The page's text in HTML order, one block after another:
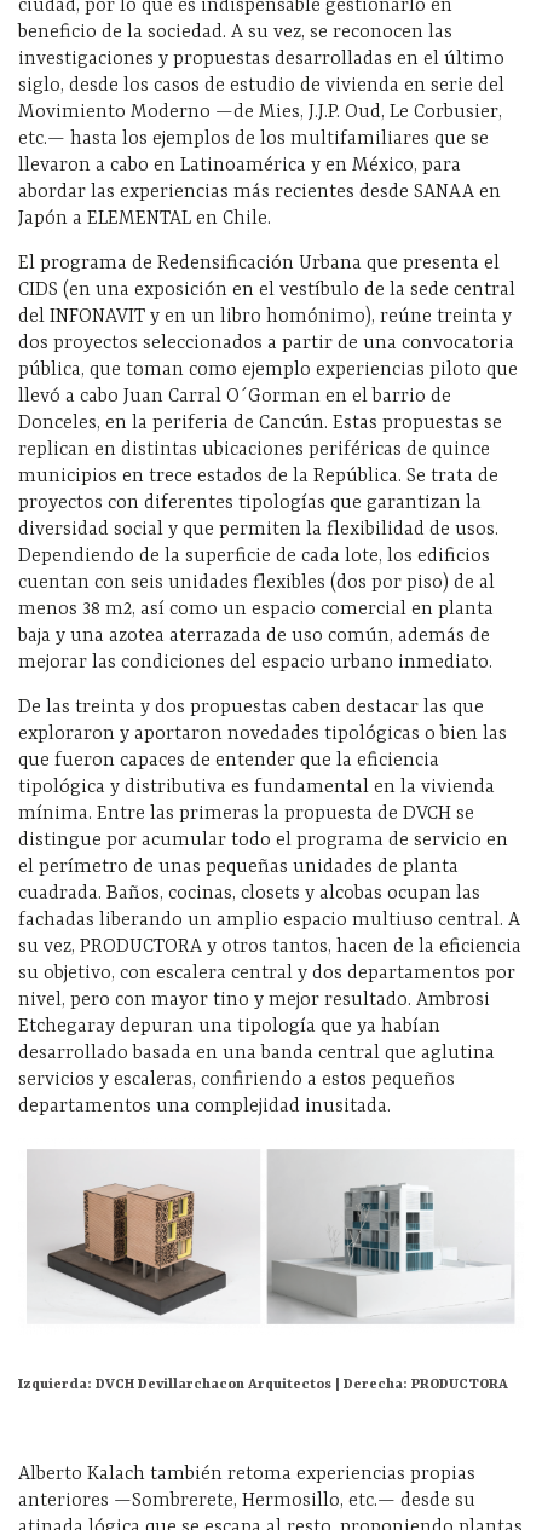
ciudad, por lo que es indispensable gestionarlo en
beneficio de la sociedad. A su vez, se reconocen las
investigaciones y propuestas desarrolladas en el último
siglo, desde los casos de estudio de vivienda en serie del
Movimiento Moderno —de Mies, J.J.P. Oud, Le Corbusier,
etc.— hasta los ejemplos de los multifamiliares que se
llevaron a cabo en Latinoamérica y en México, para
abordar las experiencias más recientes desde SANAA en
Japón a ELEMENTAL en Chile.
El programa de Redensificación Urbana que presenta el
CIDS (en una exposición en el vestíbulo de la sede central
del INFONAVIT y en un libro homónimo), reúne treinta y
dos proyectos seleccionados a partir de una convocatoria
pública, que toman como ejemplo experiencias piloto que
llevó a cabo Juan Carral O´Gorman en el barrio de
Donceles, en la periferia de Cancún. Estas propuestas se
replican en distintas ubicaciones periféricas de quince
municipios en trece estados de la República. Se trata de
proyectos con diferentes tipologías que garantizan la
diversidad social y que permiten la flexibilidad de usos.
Dependiendo de la superficie de cada lote, los edificios
cuentan con seis unidades flexibles (dos por piso) de al
menos 38 m2, así como un espacio comercial en planta
baja y una azotea aterrazada de uso común, además de
mejorar las condiciones del espacio urbano inmediato.
De las treinta y dos propuestas caben destacar las que
exploraron y aportaron novedades tipológicas o bien las
que fueron capaces de entender que la eficiencia
tipológica y distributiva es fundamental en la vivienda
mínima. Entre las primeras la propuesta de DVCH se
distingue por acumular todo el programa de servicio en
el perímetro de unas pequeñas unidades de planta
cuadrada. Baños, cocinas, closets y alcobas ocupan las
fachadas liberando un amplio espacio multiuso central. A
su vez, PRODUCTORA y otros tantos, hacen de la eficiencia
su objetivo, con escalera central y dos departamentos por
nivel, pero con mayor tino y mejor resultado. Ambrosi
Etchegaray depuran una tipología que ya habían
desarrollado basada en una banda central que aglutina
servicios y escaleras, confiriendo a estos pequeños
departamentos una complejidad inusitada.
Izquierda: DVCH Devillarchacon Arquitectos | Derecha: PRODUCTORA
Alberto Kalach también retoma experiencias propias
anteriores —Sombrerete, Hermosillo, etc.— desde su